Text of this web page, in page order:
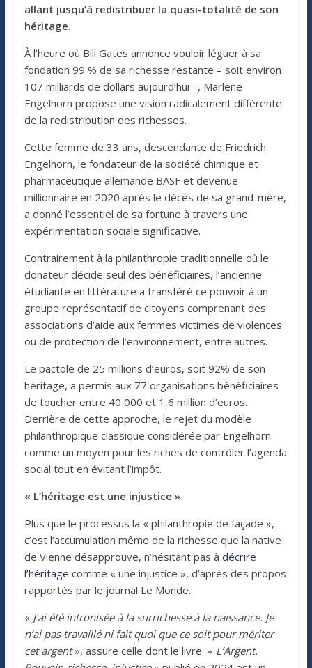
allant jusqu’à redistribuer la quasi-totalité de son
héritage.
À l’heure où Bill Gates annonce vouloir léguer à sa
fondation 99 % de sa richesse restante – soit environ
107 milliards de dollars aujourd’hui –, Marlene
Engelhorn propose une vision radicalement différente
de la redistribution des richesses.
Cette femme de 33 ans, descendante de Friedrich
Engelhorn, le fondateur de la société chimique et
pharmaceutique allemande BASF et devenue
millionnaire en 2020 après le décès de sa grand-mère,
a donné l’essentiel de sa fortune à travers une
expérimentation sociale significative.
Contrairement à la philanthropie traditionnelle où le
donateur décide seul des bénéficiaires, l’ancienne
étudiante en littérature a transféré ce pouvoir à un
groupe représentatif de citoyens comprenant des
associations d’aide aux femmes victimes de violences
ou de protection de l’environnement, entre autres.
Le pactole de 25 millions d’euros, soit 92% de son
héritage, a permis aux 77 organisations bénéficiaires
de toucher entre 40 000 et 1,6 million d’euros.
Derrière de cette approche, le rejet du modèle
philanthropique classique considérée par Engelhorn
comme un moyen pour les riches de contrôler l’agenda
social tout en évitant l’impôt.
« L’héritage est une injustice »
Plus que le processus la « philanthropie de façade »,
c’est l’accumulation même de la richesse que la native
de Vienne désapprouve, n’hésitant pas à décrire
l’héritage comme « une injustice », d’après des propos
rapportés par le journal Le Monde.
« J’ai été intronisée à la surrichesse à la naissance. Je
n’ai pas travaillé ni fait quoi que ce soit pour mériter
cet argent», assure celle dont le livre « L’Argent.